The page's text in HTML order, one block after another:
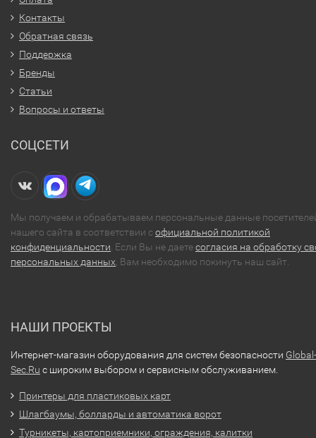
Контакты
Обратная связь
Поддержка
Бренды
Статьи
Вопросы и ответы
СОЦСЕТИ
Мы получаем и обрабатываем персональные данные
нашего сайта в соответствии софициальной политикой
конфиденциальности. Если Вы не даетесогласия на обработку
персональных данных, Вам необходимо покинуть наш сайт.
НАШИ ПРОЕКТЫ
Интернет-магазин оборудования для систем безопасности Global-
Sec.Ru с широким выбором и сервисным обслуживанием.
Принтеры для пластиковых карт
Шлагбаумы, болларды и автоматика ворот
Турникеты, картоприемники, ограждения, калитки